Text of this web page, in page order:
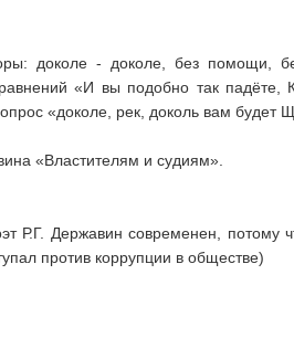
доколе - доколе, без
«И вы подобно так
«доколе, рек, доколь вам будет
«Властителям и судиям».
Р.Г. Державин современен, потому
против коррупции в обществе)